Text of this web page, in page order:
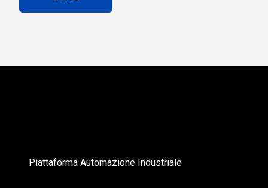
Piattaforma Automazione Industriale